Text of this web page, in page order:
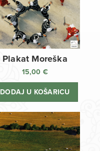
Plakat Moreška
15,00 €
DODAJ U KOŠARICU